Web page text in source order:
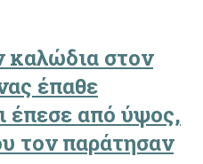
στον
έπαθε
έπεσε από ύψος,
τον παράτησαν